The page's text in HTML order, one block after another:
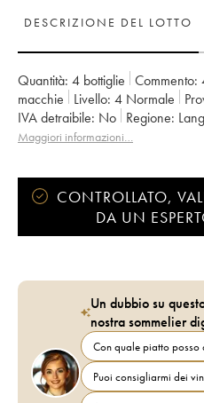
DESCRIZIONE DEL LOTTO
Quantità: 4 bottiglie Commento:
macchie
Livello: 4 Normale
IVA detraibile:
no Regione:
Denominazione: Languedoc
Maggiori informazioni…
CONTROLLATO,
DA UN
Un dubbio su
nostra sommelier
Con quale piatto posso
Puoi consigliarmi dei